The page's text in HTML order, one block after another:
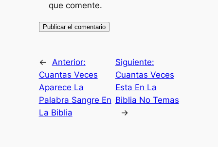
que comente.
←
Anterior:
Cuantas Veces
Aparece La
Palabra Sangre En
La Biblia
Siguiente:
Cuantas Veces
Esta En La
Biblia No Temas
→